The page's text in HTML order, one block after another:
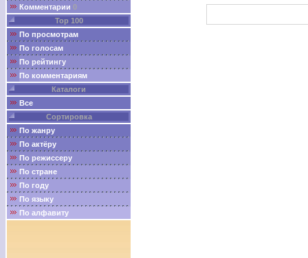
Комментарии 0
Top 100
По просмотрам
По голосам
По рейтингу
По комментариям
Каталоги
Все
Сортировка
По жанру
По актёру
По режиссеру
По стране
По году
По языку
По алфавиту